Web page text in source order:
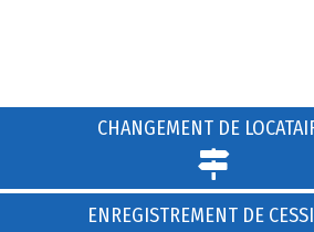
CHANGEMENT DE
ENREGISTREMENT DE